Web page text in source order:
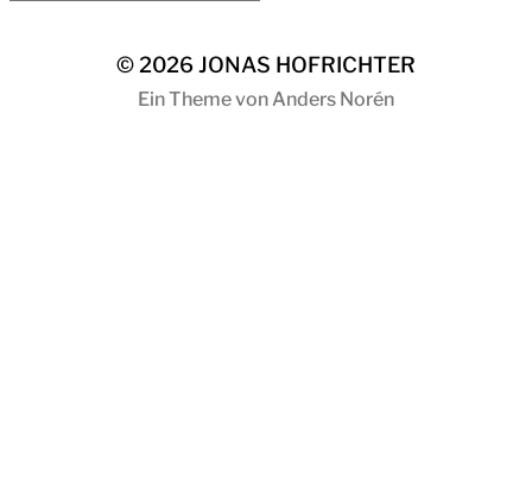
© 2026JONAS HOFRICHTER
Ein Theme von Anders Norén